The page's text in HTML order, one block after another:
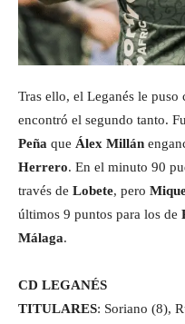
Tras ello, el Leganés le
encontró el segundo tanto.
Peña que Álex Millán
Herrero. En el minuto 90
través de Lobete, pero
últimos 9 puntos para los de
Málaga.
CD LEGANÉS
TITULARES: Soriano (8),